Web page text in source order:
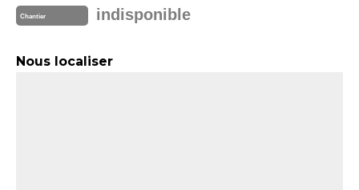
Chantier indisponible
Nous localiser